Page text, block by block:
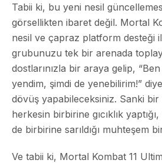
Tabii ki, bu yeni nesil
görsellikten ibaret değil. Mortal
nesil ve çapraz platform desteği
grubunuzu tek bir arenada
dostlarınızla bir araya gelip,
yendim, şimdi de yenebilirim!”
dövüş yapabileceksiniz. Sanki bir
herkesin birbirine gıcıklık
de birbirine sarıldığı muhteşem
Ve tabii ki, Mortal Kombat 11